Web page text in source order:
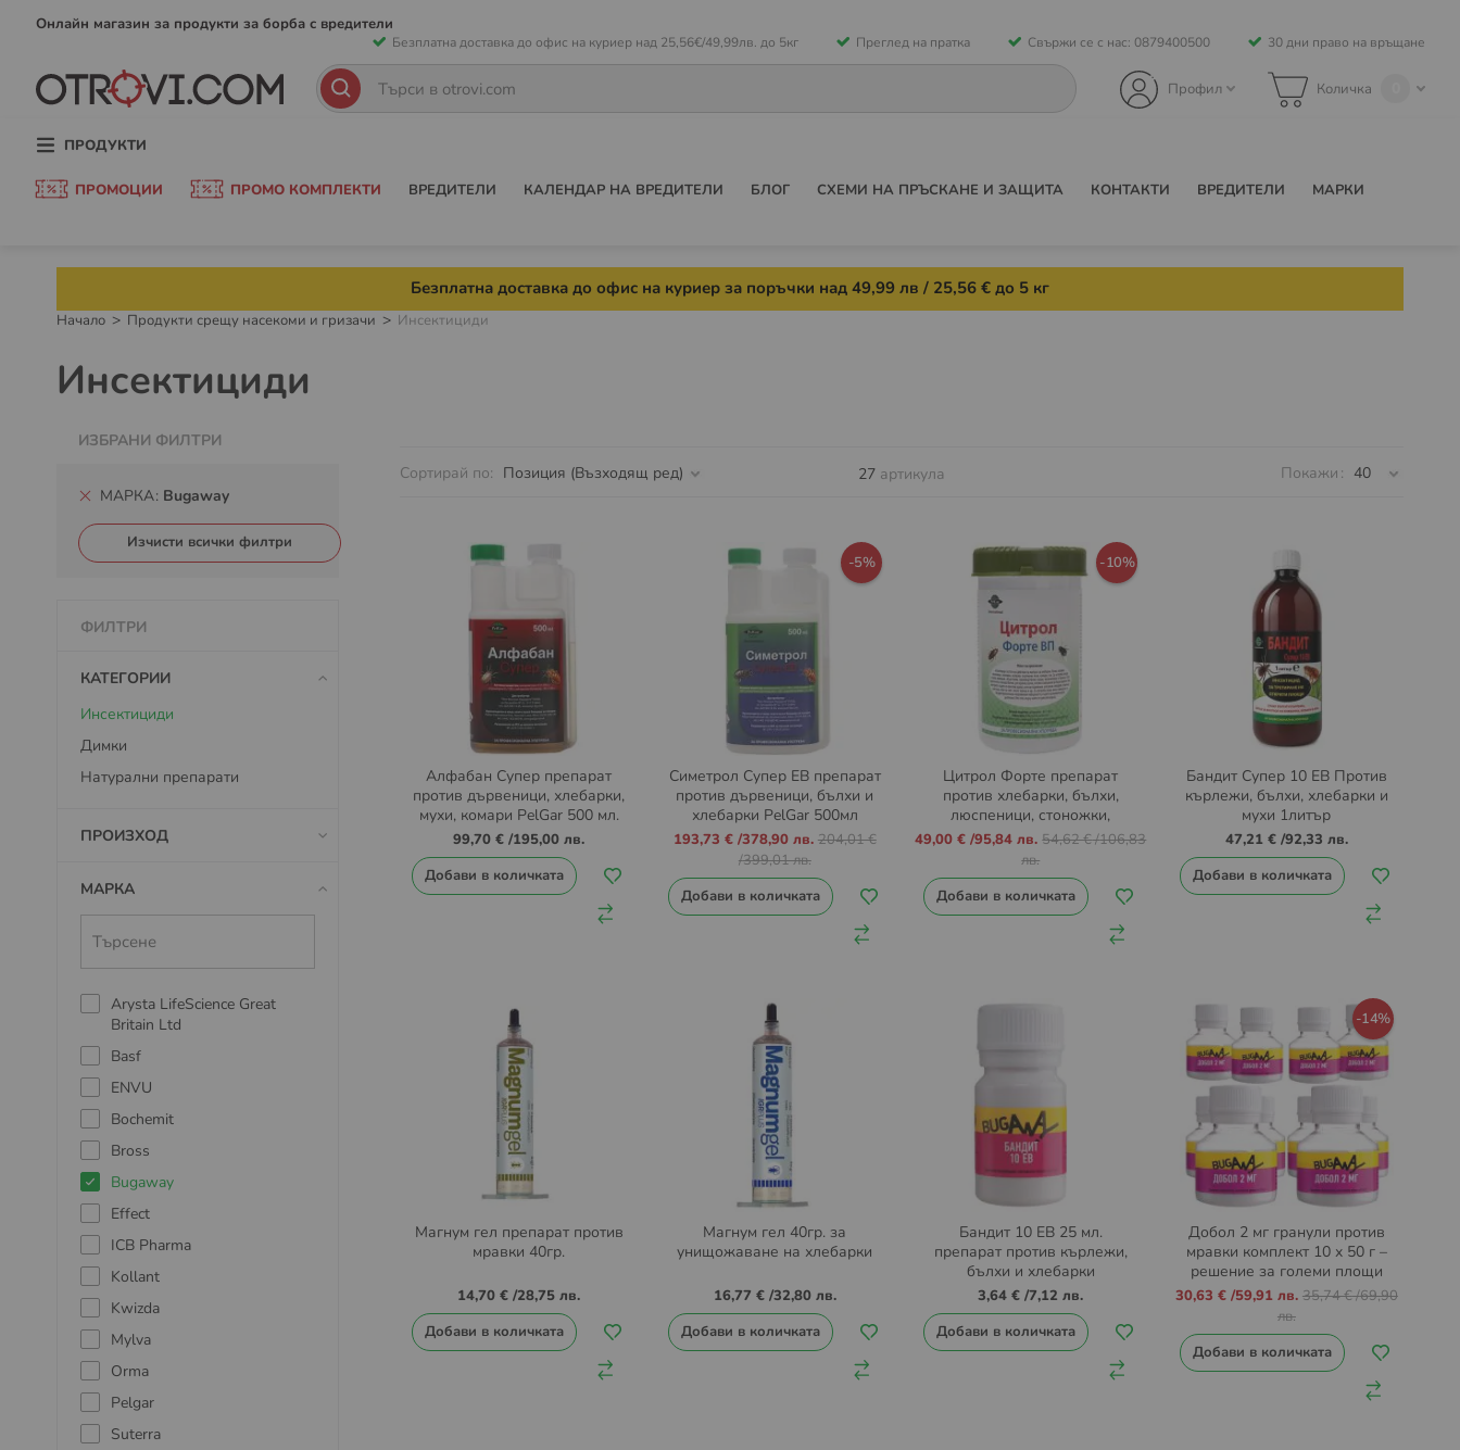
Онлайн магазин за продукти за борба с вредители
Безплатна доставка до офис на куриер над 25,56€/49,99лв. до 5кг Преглед на пратка Свържи се с нас: 0879400500 30 дни право на връщане
към
съдържанието
Количка
Профил
ТърсенеТърсене
ПРОДУКТИ
ПРОМОЦИИ ПРОМО КОМПЛЕКТИ ВРЕДИТЕЛИ КАЛЕНДАР НА ВРЕДИТЕЛИ БЛОГ СХЕМИ НА ПРЪСКАНЕ И ЗАЩИТА КОНТАКТИ ВРЕДИТЕЛИ МАРКИ
Безплатна доставка до офис на куриер за поръчки над 49,99 лв / 25,56 € до 5 кг
Начало Продукти срещу насекоми и гризачи Инсектициди
Инсектициди
Сортирай по 27 артикула Покажи
Алфабан Супер препарат
против дървеници, хлебарки,
мухи, комари PelGar 500 мл.
99,70 € /195,00 лв.
Добави в количката
-5%
Симетрол Супер ЕВ препарат
против дървеници, бълхи и
хлебарки PelGar 500мл
Промо
193,73 €/378,90 лв. 204,01 €
/399,01 лв.
Добави в количката
-10%
Цитрол Форте препарат
против хлебарки, бълхи,
люспеници, стоножки,
скорпиони, ухолазки, мухи и
оси 150 гр.
Промо
49,00 € /95,84 лв. 54,62 €/106,83
лв.
Добави в количката
Бандит Супер 10 ЕВ Против
кърлежи, бълхи, хлебарки и
мухи 1литър
47,21 €/92,33 лв.
Добави в количката
Магнум гел препарат против
мравки 40гр.
14,70 € /28,75 лв.
Добави в количката
Магнум гел 40гр. за
унищожаване на хлебарки
16,77 €/32,80 лв.
Добави в количката
Бандит 10 ЕВ 25 мл.
препарат против кърлежи,
бълхи и хлебарки
3,64 € /7,12 лв.
Добави в количката
-14%
Добол 2 мг гранули против
мравки комплект 10 x 50 г –
решение за големи площи
Промо
30,63 €/59,91 лв. 35,74 €/69,90
лв.
Добави в количката
ИЗБРАНИ ФИЛТРИ
МАРКА Bugaway
Изчисти всички филтри
ФИЛТРИ
КАТЕГОРИИ
Инсектициди
Димки
Натурални препарати
ПРОИЗХОД
МАРКА
Arysta LifeScience Great
Britain Ltd
Basf
ENVU
Bochemit
Bross
Bugaway
Effect
ICB Pharma
Kollant
Kwizda
Mylva
Orma
Pelgar
Suterra